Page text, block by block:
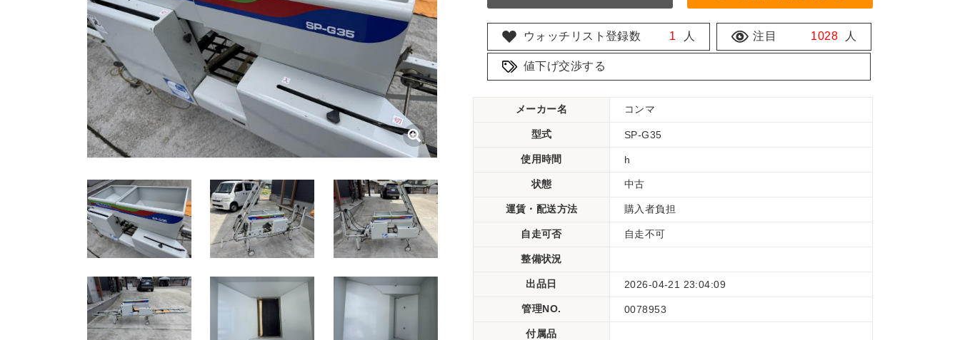
ウォッチリスト登録数 1 人 注目 1028 人
値下げ交渉する
メーカー名 コンマ
型式 SP-G35
使用時間 h
状態 中古
運賃・配送方法 購入者負担
自走可否 自走不可
整備状況
出品日 2026-04-21 23:04:09
管理NO. 0078953
付属品